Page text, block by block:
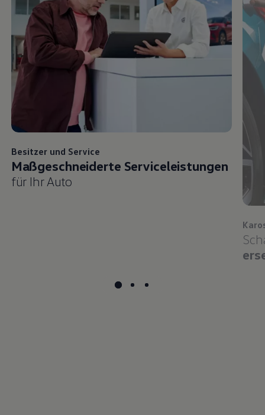
Besitzer und Service
Maßgeschneiderte Serviceleistungen
für Ihr Auto